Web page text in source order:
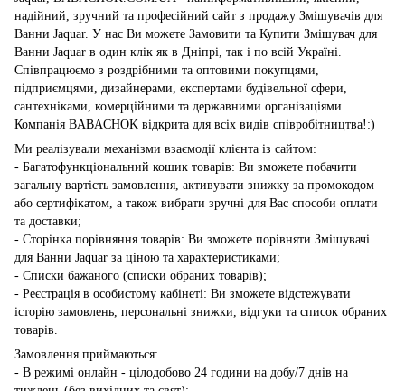
надійний, зручний та професійний сайт з продажу Змішувачів для
Ванни Jaquar. У нас Ви можете Замовити та Купити Змішувач для
Ванни Jaquar в один клік як в Дніпрі, так і по всій Україні.
Співпрацюємо з роздрібними та оптовими покупцями,
підприємцями, дизайнерами, експертами будівельної сфери,
сантехніками, комерційними та державними організаціями.
Компанія BABACHOK відкрита для всіх видів співробітництва!:)
Ми реалізували механізми взаємодії клієнта із сайтом:
- Багатофункціональний кошик товарів: Ви зможете побачити
загальну вартість замовлення, активувати знижку за промокодом
або сертифікатом, а також вибрати зручні для Вас способи оплати
та доставки;
- Сторінка порівняння товарів: Ви зможете порівняти Змішувачі
для Ванни Jaquar за ціною та характеристиками;
- Списки бажаного (списки обраних товарів);
- Реєстрація в особистому кабінеті: Ви зможете відстежувати
історію замовлень, персональні знижки, відгуки та список обраних
товарів.
Замовлення приймаються:
- В режимі онлайн - цілодобово 24 години на добу/7 днів на